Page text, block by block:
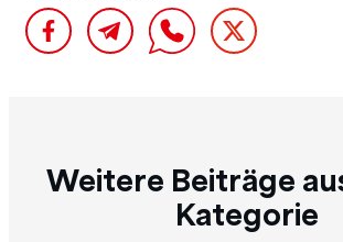
Weitere Beiträge
Kategorie